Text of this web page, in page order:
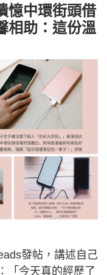
憶中環街頭借
相助：這份溫
發帖，講述自己
「今天真的經歷了